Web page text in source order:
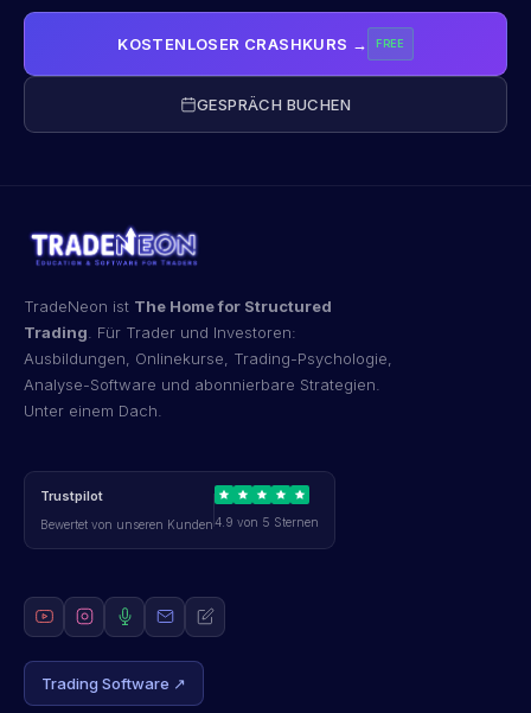
KOSTENLOSER CRASHKURS → FREE
GESPRÄCH BUCHEN
TradeNeon ist The Home for Structured
Trading . Für Trader und Investoren:
Ausbildungen, Onlinekurse, Trading-Psychologie,
Analyse-Software und abonnierbare Strategien.
Unter einem Dach.
Trustpilot
Bewertet von unseren Kunden4.9 von 5 Sternen
Trading Software ↗